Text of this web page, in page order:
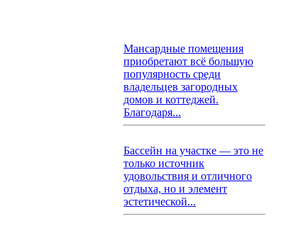
Мансардные помещения
приобретают всё большую
популярность среди
владельцев загородных
домов и коттеджей.
Благодаря...
Бассейн на участке — это не
только источник
удовольствия и отличного
отдыха, но и элемент
эстетической...